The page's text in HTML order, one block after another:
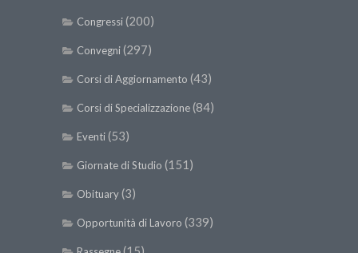
Congressi(200)
Convegni(297)
Corsi di Aggiornamento (43)
Corsi di Specializzazione(84)
Eventi(53)
Giornate di Studio (151)
Obituary(3)
Opportunità di Lavoro (339)